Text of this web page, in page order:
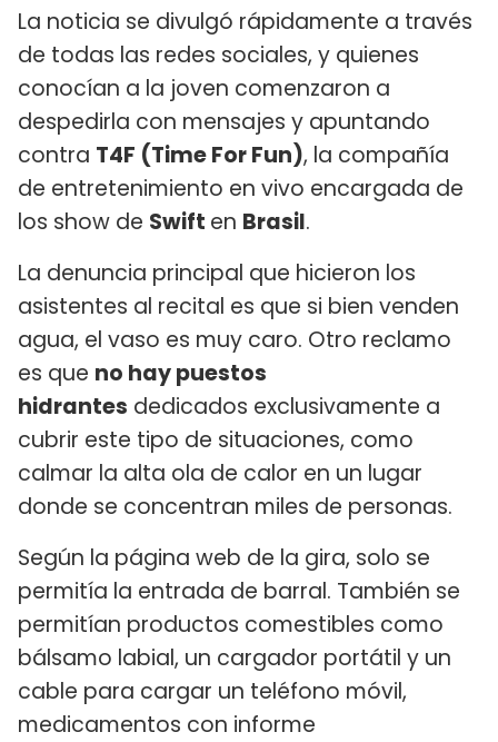
La noticia se divulgó rápidamente a través
de todas las redes sociales, y quienes
conocían a la joven comenzaron a
despedirla con mensajes y apuntando
contra T4F (Time For Fun), la compañía
de entretenimiento en vivo encargada de
los show de Swift en Brasil.
La denuncia principal que hicieron los
asistentes al recital es que si bien venden
agua, el vaso es muy caro. Otro reclamo
es que no hay puestos
hidrantes dedicados exclusivamente a
cubrir este tipo de situaciones, como
calmar la alta ola de calor en un lugar
donde se concentran miles de personas.
Según la página web de la gira, solo se
permitía la entrada de barral. También se
permitían productos comestibles como
bálsamo labial, un cargador portátil y un
cable para cargar un teléfono móvil,
medicamentos con informe